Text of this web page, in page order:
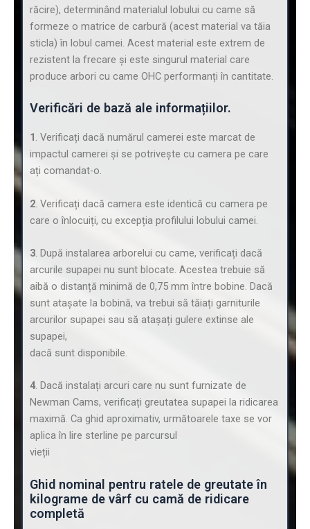
răcire), determinând materialul lobului cu came să
formeze o matrice de carbură (acest material va tăia
sticla) în lobul camei. Acest material este extrem de
rezistent la frecare și este singurul material care
produce arbori cu came OHC performanți în cantitate.
Verificări de bază ale informațiilor.
1. Verificați dacă numărul camerei este marcat de
impactul camerei și se potrivește cu camera pe care
ați comandat-o.
2 . Verificați dacă camera este identică cu camera pe
care o înlocuiți, cu excepția profilului lobului camei.
3. După instalarea arborelui cu came, verificați dacă
arcurile supapei nu sunt blocate. Acestea trebuie să
aibă o distanță minimă de 0,75 mm între bobine. Dacă
sunt atașate la bobină, va trebui să tăiați garniturile
arcurilor supapei sau să atașați gulere extinse ale
supapei,
dacă sunt disponibile.
4. Dacă instalați arcuri care nu sunt furnizate de
Newman Cams, verificați greutatea supapei la ridicarea
maximă. Ca ghid aproximativ, următoarele taxe se vor
aplica în lire sterline pe parcursul
vieții
Ghid nominal pentru ratele de greutate în
kilograme de vârf cu camă de ridicare
completă